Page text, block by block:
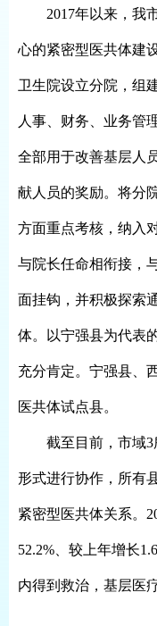
2017年以来，我市
心的紧密型医共体建
卫生院设立分院，组
人事、财务、业务管
全部用于改善基层人
献人员的奖励。将分
方面重点考核，纳入
与院长任命相衔接，
面挂钩，并积极探索
体。以宁强县为代表
充分肯定。宁强县、
医共体试点县。
截至目前，市域3
形式进行协作，所有
紧密型医共体关系。
52.2%、较上年增长
内得到救治，基层医